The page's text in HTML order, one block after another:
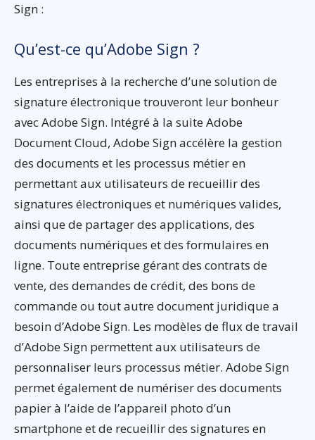
Sign :
Qu’est-ce qu’Adobe Sign ?
Les entreprises à la recherche d’une solution de
signature électronique trouveront leur bonheur
avec Adobe Sign. Intégré à la suite Adobe
Document Cloud, Adobe Sign accélère la gestion
des documents et les processus métier en
permettant aux utilisateurs de recueillir des
signatures électroniques et numériques valides,
ainsi que de partager des applications, des
documents numériques et des formulaires en
ligne. Toute entreprise gérant des contrats de
vente, des demandes de crédit, des bons de
commande ou tout autre document juridique a
besoin d’Adobe Sign. Les modèles de flux de travail
d’Adobe Sign permettent aux utilisateurs de
personnaliser leurs processus métier. Adobe Sign
permet également de numériser des documents
papier à l’aide de l’appareil photo d’un
smartphone et de recueillir des signatures en